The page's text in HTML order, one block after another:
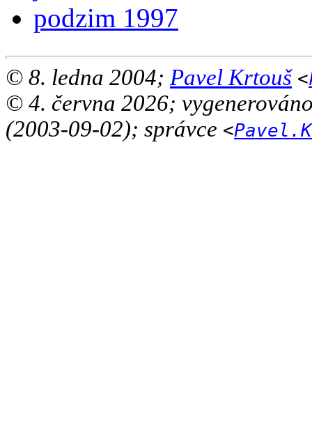
podzim 1997
© 8. ledna 2004; Pavel Krtouš <
© 4. června 2026;
(2003-09-02); správce <